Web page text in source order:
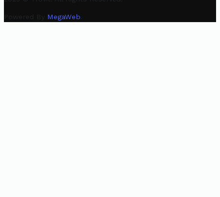
Powered By MegaWeb